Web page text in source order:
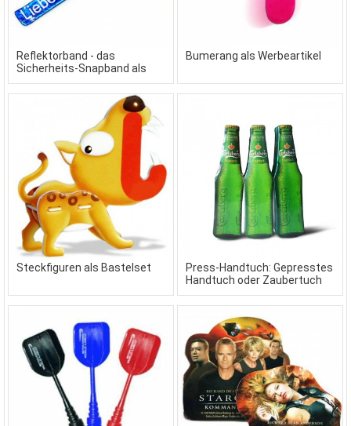
Reflektorband - das
Sicherheits-Snapband als
Werbeartikel
Bumerang als Werbeartikel
Steckfiguren als Bastelset
Press-Handtuch: Gepresstes
Handtuch oder Zaubertuch
als Werbeartikel